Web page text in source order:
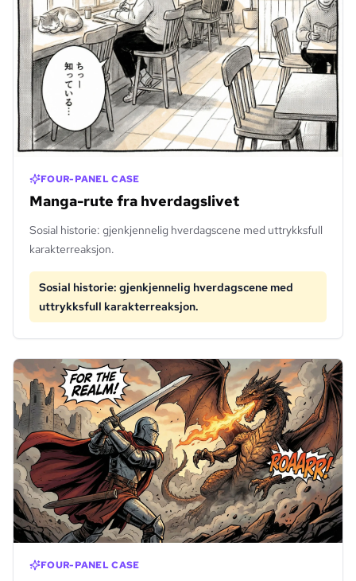
FOUR-PANEL CASE
Manga-rute fra hverdagslivet
Sosial historie: gjenkjennelig hverdagscene med uttrykksfull
karakterreaksjon.
Sosial historie: gjenkjennelig hverdagscene med
uttrykksfull karakterreaksjon.
FOUR-PANEL CASE